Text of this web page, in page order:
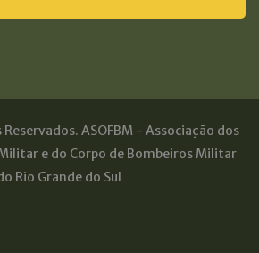
ASOFBM - Associação dos
e do Corpo de Bombeiros Militar
Rio Grande do Sul